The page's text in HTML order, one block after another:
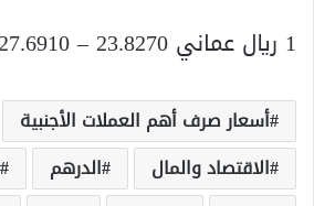
1 ريال عماني 23.8270 – 27.6910.
أسعار صرف أهم العملات الأجنبية
الاقتصاد والمال
الدرهم